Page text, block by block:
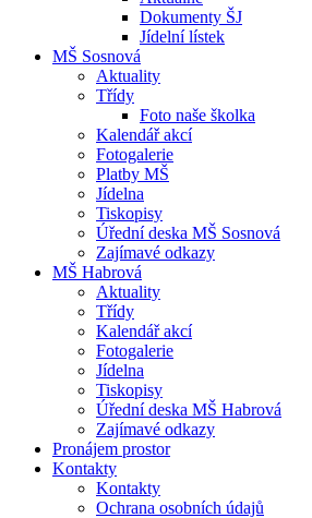
Dokumenty ŠJ
Jídelní lístek
MŠ Sosnová
Aktuality
Třídy
Foto naše školka
Kalendář akcí
Fotogalerie
Platby MŠ
Jídelna
Tiskopisy
Úřední deska MŠ Sosnová
Zajímavé odkazy
MŠ Habrová
Aktuality
Třídy
Kalendář akcí
Fotogalerie
Jídelna
Tiskopisy
Úřední deska MŠ Habrová
Zajímavé odkazy
Pronájem prostor
Kontakty
Kontakty
Ochrana osobních údajů